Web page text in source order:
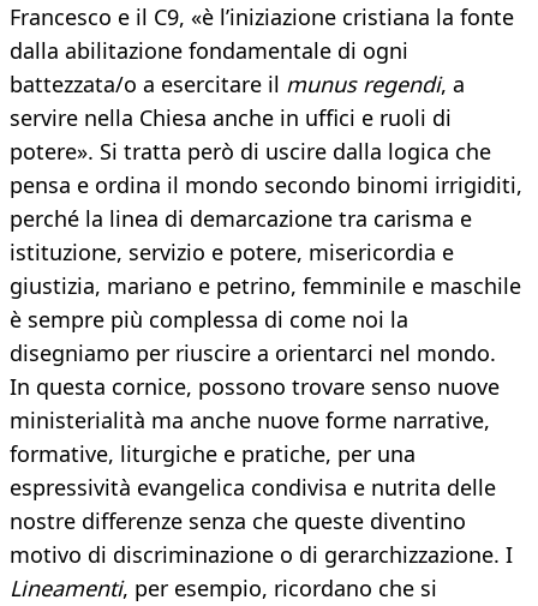
Francesco e il C9, «è l’iniziazione cristiana la fonte
dalla abilitazione fondamentale di ogni
battezzata/o a esercitare il munus regendi, a
servire nella Chiesa anche in uffici e ruoli di
potere». Si tratta però di uscire dalla logica che
pensa e ordina il mondo secondo binomi irrigiditi,
perché la linea di demarcazione tra carisma e
istituzione, servizio e potere, misericordia e
giustizia, mariano e petrino, femminile e maschile
è sempre più complessa di come noi la
disegniamo per riuscire a orientarci nel mondo.
In questa cornice, possono trovare senso nuove
ministerialità ma anche nuove forme narrative,
formative, liturgiche e pratiche, per una
espressività evangelica condivisa e nutrita delle
nostre differenze senza che queste diventino
motivo di discriminazione o di gerarchizzazione. I
Lineamenti, per esempio, ricordano che si